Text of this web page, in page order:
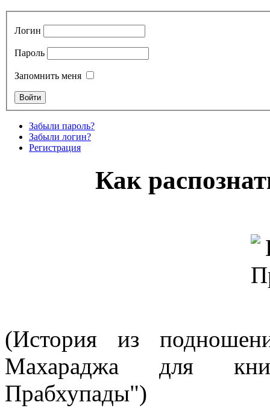
Логин
Пароль
Запомнить меня
Забыли пароль?
Забыли логин?
Регистрация
Как
(История из
Махараджа для
Прабхупады")